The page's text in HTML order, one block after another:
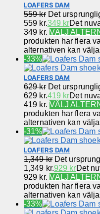
LOAFERS DAM
559kr Det
559 kr.349 krDet
349 kr. VÄLJ
produkten har flera
alternativen kan
-33%
LOAFERS DAM
629kr Det
629 kr.419 krDet
419 kr. VÄLJ
produkten har flera
alternativen kan
-31%
LOAFERS DAM
1,349kr Det
1,349 kr.929 krDet
929 kr. VÄLJ
produkten har flera
alternativen kan
-33%